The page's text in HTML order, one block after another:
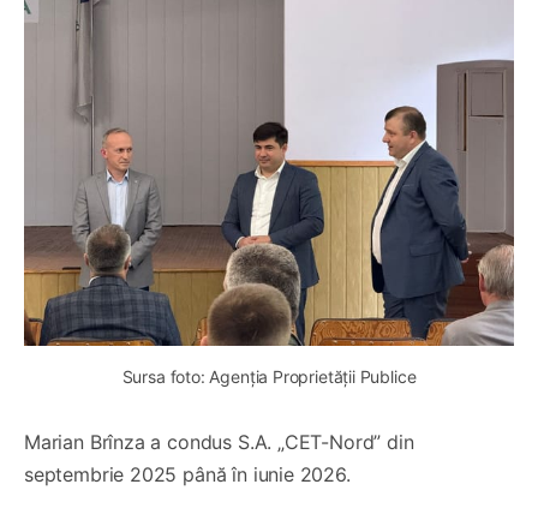
Sursa foto: Agenția Proprietății Publice
Marian Brînza a condus S.A. „CET-Nord” din
septembrie 2025 până în iunie 2026.